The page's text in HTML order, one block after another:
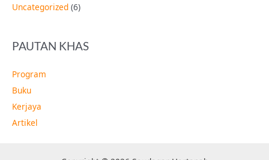
Uncategorized (6)
PAUTAN KHAS
Program
Buku
Kerjaya
Artikel